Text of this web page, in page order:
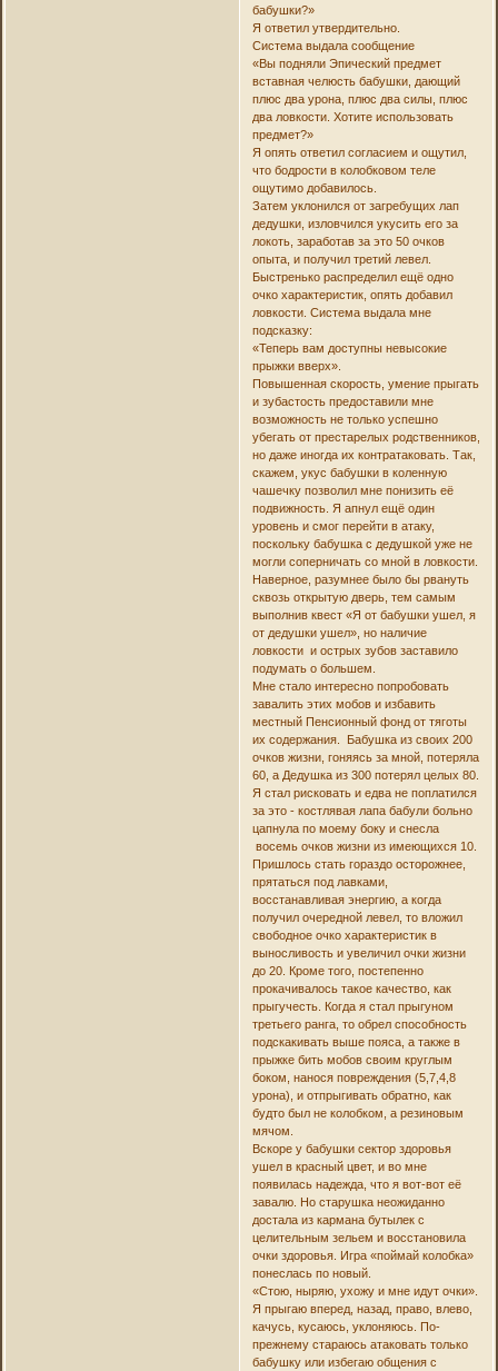
бабушки?»
Я ответил утвердительно.
Система выдала сообщение
«Вы подняли Эпический предмет
вставная челюсть бабушки, дающий
плюс два урона, плюс два силы, плюс
два ловкости. Хотите использовать
предмет?»
Я опять ответил согласием и ощутил,
что бодрости в колобковом теле
ощутимо добавилось.
Затем уклонился от загребущих лап
дедушки, изловчился укусить его за
локоть, заработав за это 50 очков
опыта, и получил третий левел.
Быстренько распределил ещё одно
очко характеристик, опять добавил
ловкости. Система выдала мне
подсказку:
«Теперь вам доступны невысокие
прыжки вверх».
Повышенная скорость, умение прыгать
и зубастость предоставили мне
возможность не только успешно
убегать от престарелых родственников,
но даже иногда их контратаковать. Так,
скажем, укус бабушки в коленную
чашечку позволил мне понизить её
подвижность. Я апнул ещё один
уровень и смог перейти в атаку,
поскольку бабушка с дедушкой уже не
могли соперничать со мной в ловкости.
Наверное, разумнее было бы рвануть
сквозь открытую дверь, тем самым
выполнив квест «Я от бабушки ушел, я
от дедушки ушел», но наличие
ловкости и острых зубов заставило
подумать о большем.
Мне стало интересно попробовать
завалить этих мобов и избавить
местный Пенсионный фонд от тяготы
их содержания. Бабушка из своих 200
очков жизни, гоняясь за мной, потеряла
60, а Дедушка из 300 потерял целых 80.
Я стал рисковать и едва не поплатился
за это - костлявая лапа бабули больно
цапнула по моему боку и снесла
восемь очков жизни из имеющихся 10.
Пришлось стать гораздо осторожнее,
прятаться под лавками,
восстанавливая энергию, а когда
получил очередной левел, то вложил
свободное очко характеристик в
выносливость и увеличил очки жизни
до 20. Кроме того, постепенно
прокачивалось такое качество, как
прыгучесть. Когда я стал прыгуном
третьего ранга, то обрел способность
подскакивать выше пояса, а также в
прыжке бить мобов своим круглым
боком, нанося повреждения (5,7,4,8
урона), и отпрыгивать обратно, как
будто был не колобком, а резиновым
мячом.
Вскоре у бабушки сектор здоровья
ушел в красный цвет, и во мне
появилась надежда, что я вот-вот её
завалю. Но старушка неожиданно
достала из кармана бутылек с
целительным зельем и восстановила
очки здоровья. Игра «поймай колобка»
понеслась по новый.
«Стою, ныряю, ухожу и мне идут очки».
Я прыгаю вперед, назад, право, влево,
качусь, кусаюсь, уклоняюсь. По-
прежнему стараюсь атаковать только
бабушку или избегаю общения с